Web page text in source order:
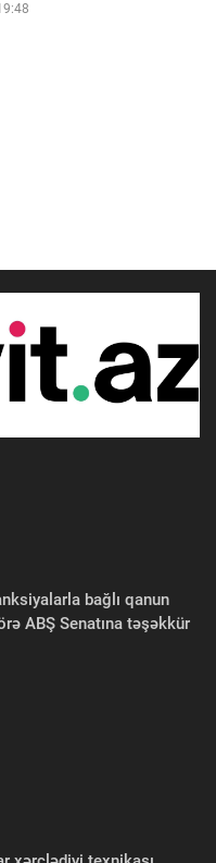
bağlı qanun
ABŞ Senatına təşəkkür